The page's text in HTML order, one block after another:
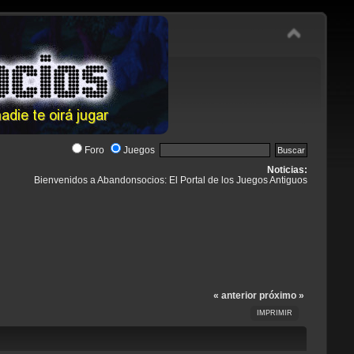
Foro Juegos
Noticias:
Bienvenidos a Abandonsocios: El Portal de los Juegos Antiguos
« anterior próximo »
IMPRIMIR